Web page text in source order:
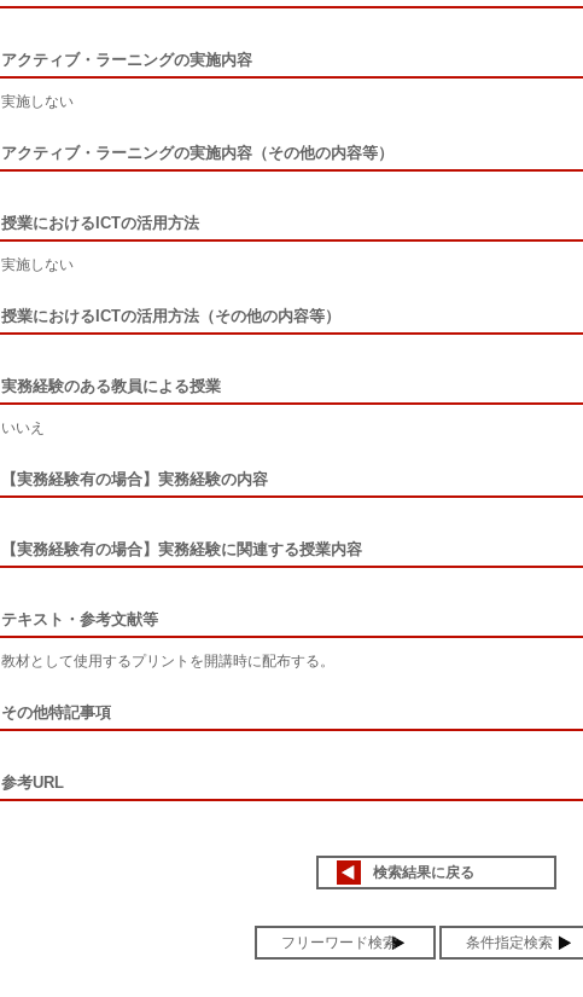
アクティブ・ラーニングの実施内容
実施しない
アクティブ・ラーニングの実施内容（その他の内容等）
授業におけるICTの活用方法
実施しない
授業におけるICTの活用方法（その他の内容等）
実務経験のある教員による授業
いいえ
【実務経験有の場合】実務経験の内容
【実務経験有の場合】実務経験に関連する授業内容
テキスト・参考文献等
教材として使用するプリントを開講時に配布する。
その他特記事項
参考URL
検索結果に戻る
フリーワード検索 条件指定検索